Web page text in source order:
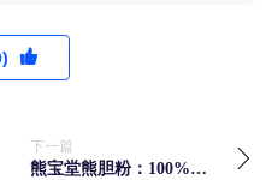
)
下一篇
熊宝堂熊胆粉：100%纯